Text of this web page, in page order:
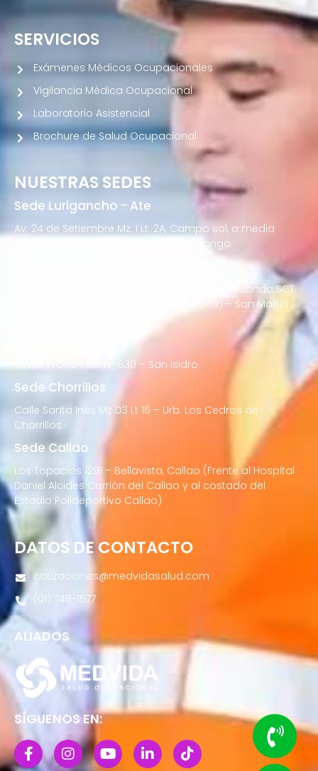
NUESTRAS SEDES
Sede Lurigancho - Ate
Av. 24 de Setiembre Mz. I Lt. 2A, Campo sol, a media
cuadra del Paradero Cabana, Carapongo.
Av. Francisco Bolognesi Nro. 101 Urb. Mesa Redonda SCT
02 (Esquina con Av. Gerardo Unger 7049) – San Martin
Javier Prado Este N°1530 – San Isidro
Sede Chorrillos
Calle Santa Inés Mz D3 Lt 16 – Urb. Los Cedros de
Chorrillos
Sede Callao
Los Topacios 1291 – Bellavista, Callao (Frente al Hospital
Daniel Alcides Carrión del Callao y al costado del
Estadio Polideportivo Callao)
SERVICIOS
Exámenes Médicos Ocupacionales
Vigilancia Médica Ocupacional
Laboratorio Asistencial
Brochure de Salud Ocupacional
DATOS DE CONTACTO
cotizaciones@medvidasalud.com
(01) 748-1577
ALIADOS
SÍGUENOS EN: